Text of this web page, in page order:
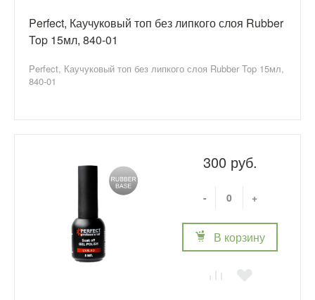
Perfect, Каучуковый топ без липкого слоя Rubber
Top 15мл, 840-01
Perfect, Каучуковый топ без липкого слоя Rubber Top 15мл,
840-01
300 руб.
- +
В корзину